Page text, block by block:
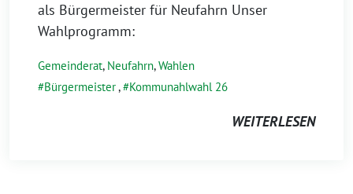
als Bürgermeister für Neufahrn Unser
Wahlprogramm:
Gemeinderat, Neufahrn,Wahlen
Bürgermeister, Kommunahlwahl 26
WEITERLESEN